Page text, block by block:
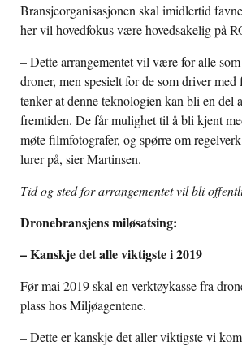
Bransjeorganisasjonen skal imidlertid
her vil hovedfokus være hovedsakelig på
– Dette arrangementet vil være for alle
droner, men spesielt for de som driver
tenker at denne teknologien kan bli en del
fremtiden. De får mulighet til å bli kjent
møte filmfotografer, og spørre om
lurer på, sier Martinsen.
Tid og sted for arrangementet vil bli
Dronebransjens miløsatsing:
– Kanskje det alle viktigste i 2019
Før mai 2019 skal en verktøykasse fra
plass hos Miljøagentene.
– Dette er kanskje det aller viktigste vi